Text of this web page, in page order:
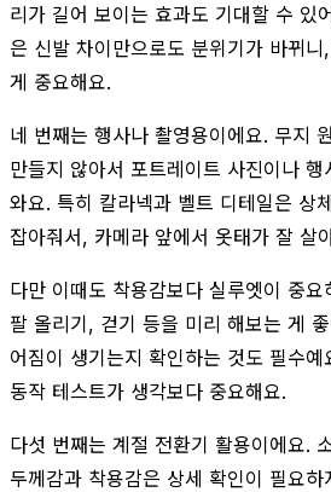
리가 길어 보이는 효과도 기대할 수 있
은 신발 차이만으로도 분위기가 바뀌
게 중요해요.
네 번째는 행사나 촬영용이에요. 무지
만들지 않아서 포트레이트 사진이나
와요. 특히 칼라넥과 벨트 디테일은 상
잡아줘서, 카메라 앞에서 옷태가 잘 살
다만 이때도 착용감보다 실루엣이 중
팔 올리기, 걷기 등을 미리 해보는 게
어짐이 생기는지 확인하는 것도 필수
동작 테스트가 생각보다 중요해요.
다섯 번째는 계절 전환기 활용이에요.
두께감과 착용감은 상세 확인이 필요